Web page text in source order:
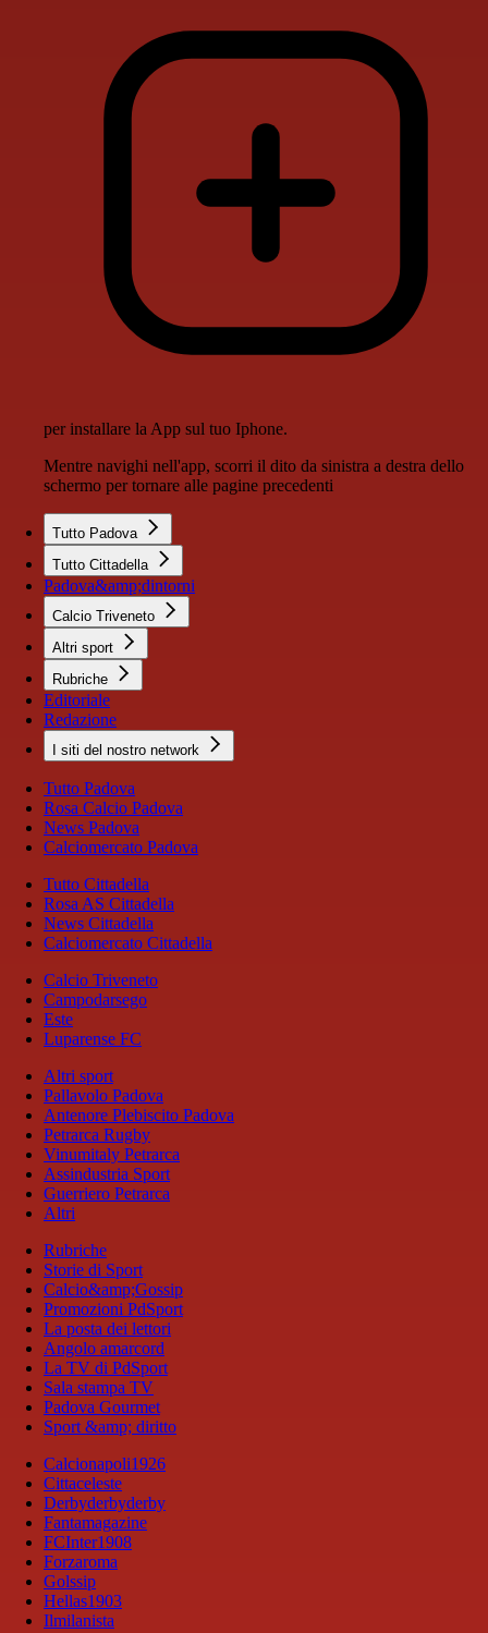
per installare la App sul tuo Iphone.
Mentre navighi nell'app, scorri il dito da sinistra a destra dello
schermo per tornare alle pagine precedenti
Tutto Padova
Tutto Cittadella
Padova&amp;dintorni
Calcio Triveneto
Altri sport
Rubriche
Editoriale
Redazione
I siti del nostro network
Tutto Padova
Rosa Calcio Padova
News Padova
Calciomercato Padova
Tutto Cittadella
Rosa AS Cittadella
News Cittadella
Calciomercato Cittadella
Calcio Triveneto
Campodarsego
Este
Luparense FC
Altri sport
Pallavolo Padova
Antenore Plebiscito Padova
Petrarca Rugby
Vinumitaly Petrarca
Assindustria Sport
Guerriero Petrarca
Altri
Rubriche
Storie di Sport
Calcio&amp;Gossip
Promozioni PdSport
La posta dei lettori
Angolo amarcord
La TV di PdSport
Sala stampa TV
Padova Gourmet
Sport &amp; diritto
Calcionapoli1926
Cittaceleste
Derbyderbyderby
Fantamagazine
FCInter1908
Forzaroma
Golssip
Hellas1903
Ilmilanista